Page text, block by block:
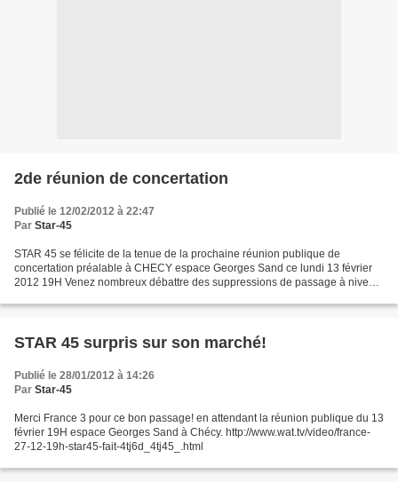
2de réunion de concertation
Publié le 12/02/2012 à 22:47
Par Star-45
STAR 45 se félicite de la tenue de la prochaine réunion publique de
concertation préalable à CHECY espace Georges Sand ce lundi 13 février
2012 19H Venez nombreux débattre des suppressions de passage à niveau,
STAR 45 surpris sur son marché!
Publié le 28/01/2012 à 14:26
Par Star-45
Merci France 3 pour ce bon passage! en attendant la réunion publique du 13
février 19H espace Georges Sand à Chécy. http://www.wat.tv/video/france-
27-12-19h-star45-fait-4tj6d_4tj45_.html